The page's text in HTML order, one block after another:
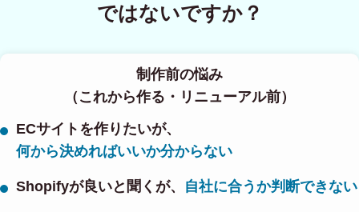
ではないですか？
制作前の悩み
（これから作る・リニューアル前）
ECサイトを作りたいが、
何から決めればいいか分からない
Shopifyが良いと聞くが、 自社に合うか判断できない